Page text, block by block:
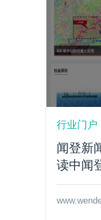
行业门户
闻登新
读中闻